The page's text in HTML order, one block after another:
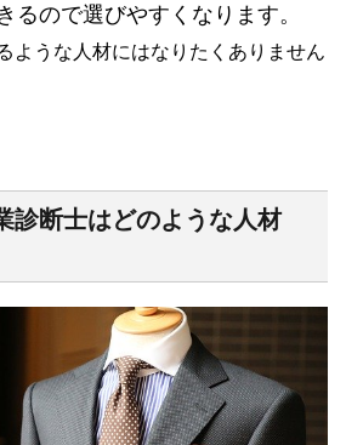
るので選びやすくなります。
ような人材にはなりたくありません
診断士はどのような人材